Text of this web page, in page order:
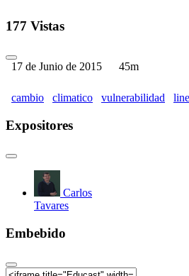
177 Vistas
17 de Junio de 2015 45m
cambio climatico vulnerabilidad
Expositores
Carlos
Tavares
Embebido